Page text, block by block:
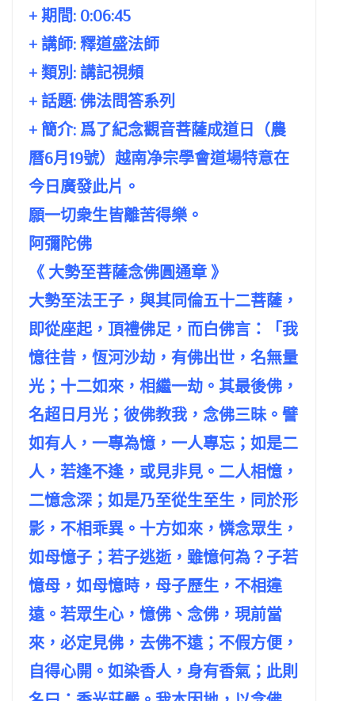
+ 期間: 0:06:45
+ 講師: 釋道盛法師
+ 類別: 講記視頻
+ 話題: 佛法問答系列
+ 簡介: 爲了紀念觀音菩薩成道日（農
曆6月19號）越南净宗學會道場特意在
今日廣發此片。
願一切衆生皆離苦得樂。
阿彌陀佛
《 大勢至菩薩念佛圓通章 》
大勢至法王子，與其同倫五十二菩薩，
即從座起，頂禮佛足，而白佛言：「我
憶往昔，恆河沙劫，有佛出世，名無量
光；十二如來，相繼一劫。其最後佛，
名超日月光；彼佛教我，念佛三昧。譬
如有人，一專為憶，一人專忘；如是二
人，若逢不逢，或見非見。二人相憶，
二憶念深；如是乃至從生至生，同於形
影，不相乖異。十方如來，憐念眾生，
如母憶子；若子逃逝，雖憶何為？子若
憶母，如母憶時，母子歷生，不相違
遠。若眾生心，憶佛、念佛，現前當
來，必定見佛，去佛不遠；不假方便，
自得心開。如染香人，身有香氣；此則